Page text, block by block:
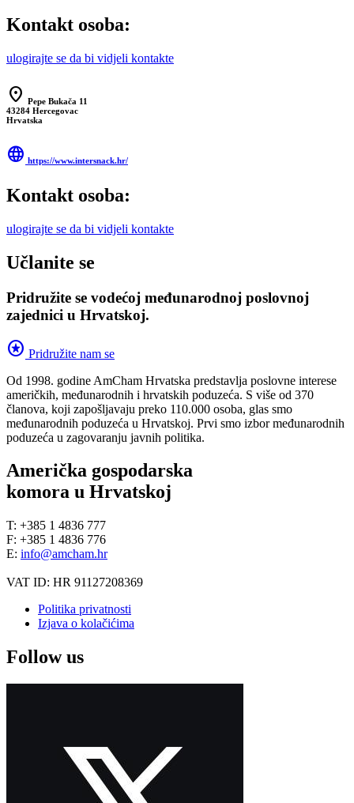
Kontakt osoba:
ulogirajte se da bi vidjeli kontakte
location_on Pepe Bukača 11
43284 Hercegovac
Hrvatska
language https://www.intersnack.hr/
Kontakt osoba:
ulogirajte se da bi vidjeli kontakte
Učlanite se
Pridružite se vodećoj međunarodnoj poslovnoj
zajednici u Hrvatskoj.
stars Pridružite nam se
Od 1998. godine AmCham Hrvatska predstavlja poslovne interese
američkih, međunarodnih i hrvatskih poduzeća. S više od 370
članova, koji zapošljavaju preko 110.000 osoba, glas smo
međunarodnih poduzeća u Hrvatskoj. Prvi smo izbor međunarodnih
poduzeća u zagovaranju javnih politika.
Američka gospodarska
komora u Hrvatskoj
T: +385 1 4836 777
F: +385 1 4836 776
E: info@amcham.hr
VAT ID: HR 91127208369
Politika privatnosti
Izjava o kolačićima
Follow us